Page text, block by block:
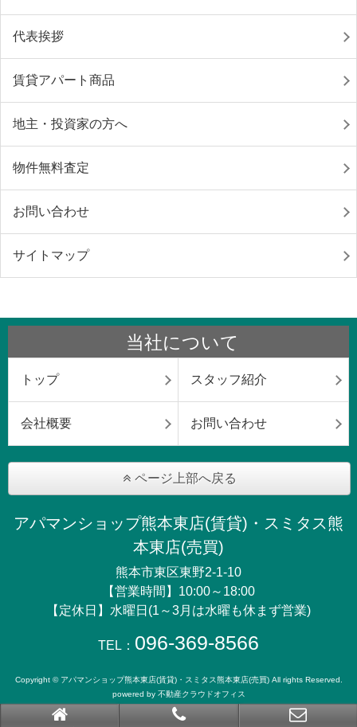
代表挨拶
賃貸アパート商品
地主・投資家の方へ
物件無料査定
お問い合わせ
サイトマップ
当社について
トップ スタッフ紹介
会社概要 お問い合わせ
ページ上部へ戻る
アパマンショップ熊本東店(賃貸)・スミタス熊
本東店(売買)
熊本市東区東野2-1-10
【営業時間】10:00～18:00
【定休日】水曜日(1～3月は水曜も休まず営業)
TEL： 096-369-8566
Copyright © アパマンショップ熊本東店(賃貸)・スミタス熊本東店(売買) All rights Reserved.
powered by 不動産クラウドオフィス